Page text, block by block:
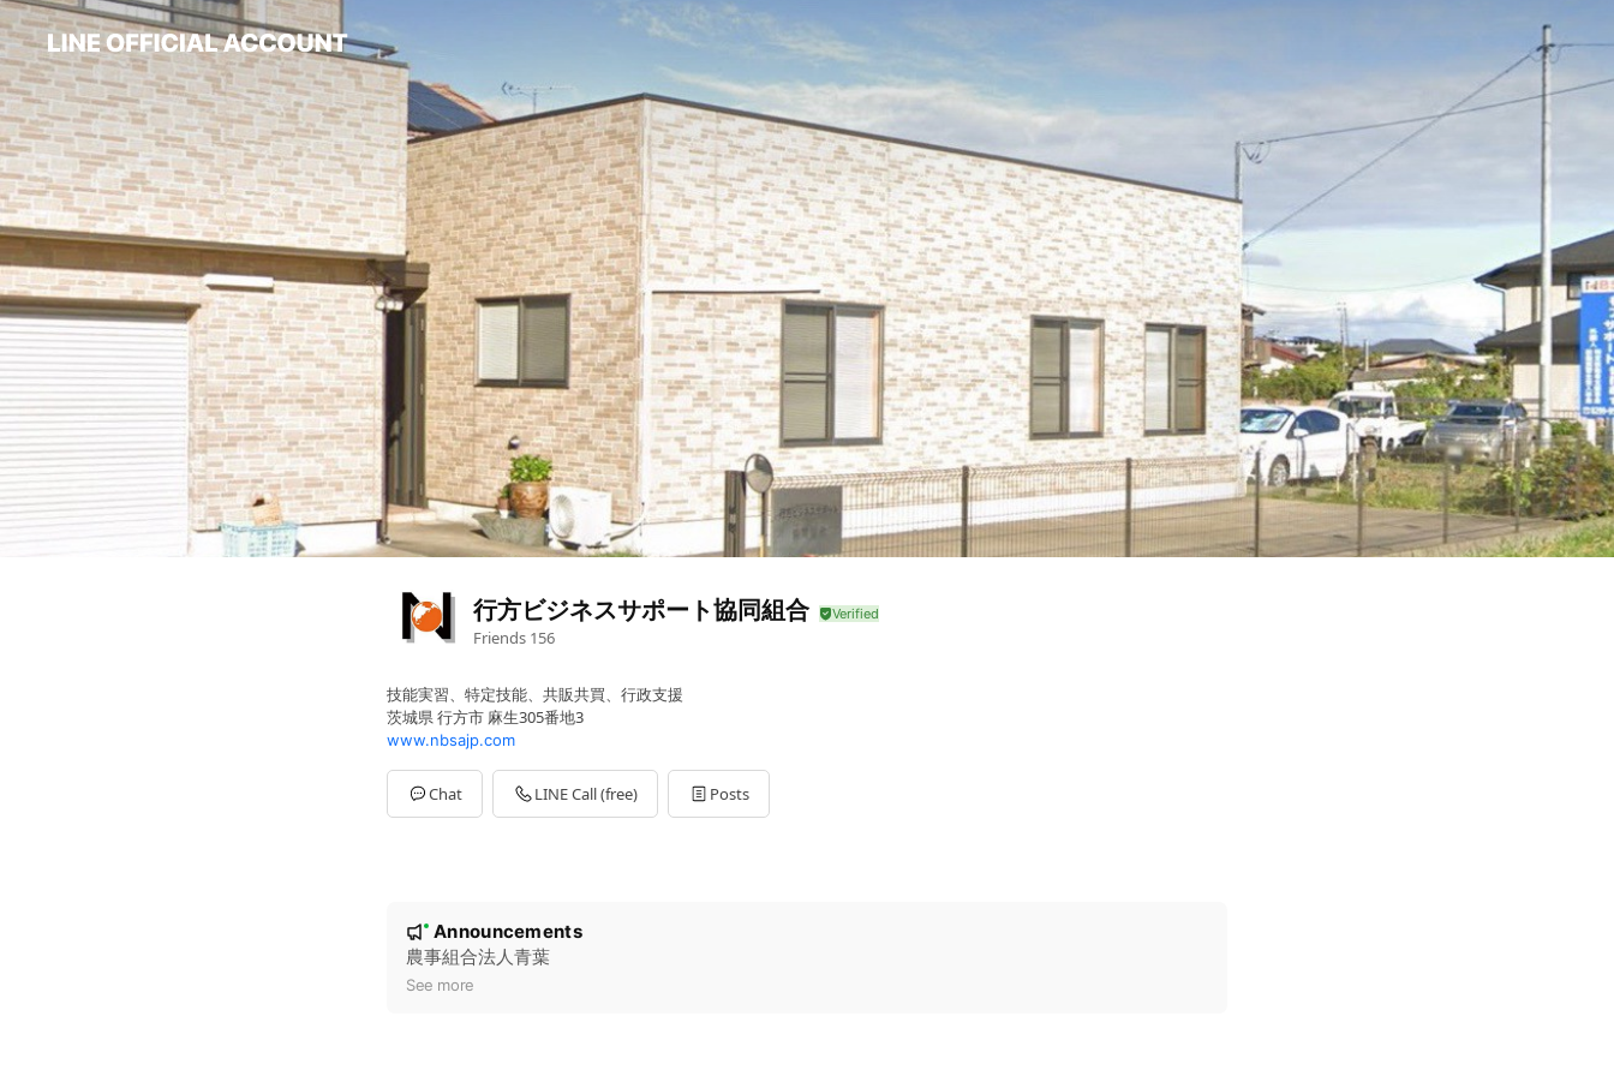
行方ビジネスサポート協同組合
Friends 156
技能実習、特定技能、共販共買、行政支援
茨城県 行方市 麻生305番地3
www.nbsajp.com
Chat LINE Call (free) Posts
New
Announcements
農事組合法人青葉
See more